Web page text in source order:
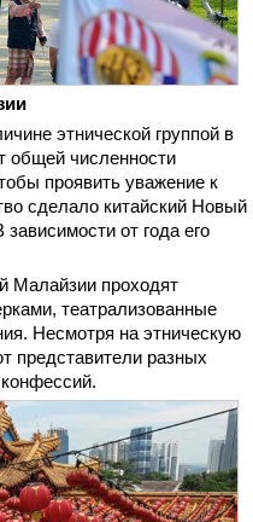
этнической группой в
общей численности
проявить уважение к
сделало китайский Новый
от года его
Малайзии проходят
театрализованные
Несмотря на этническую
представители разных